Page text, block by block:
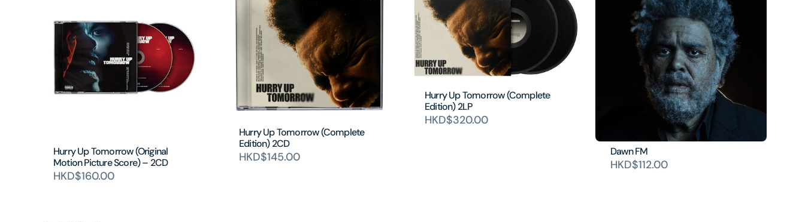
Hurry Up Tomorrow (Original
Motion Picture Score) – 2CD
HKD$160.00
Hurry Up Tomorrow (Complete
Edition) 2CD
HKD$145.00
Hurry Up Tomorrow (Complete
Edition) 2LP
HKD$320.00
Dawn FM
HKD$112.00